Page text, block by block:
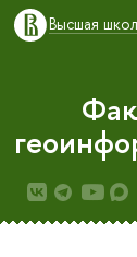
Высшая